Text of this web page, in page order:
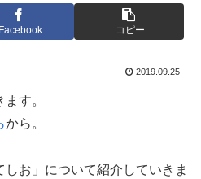
Facebook コピー
2019.09.25
す。
から。
お」について紹介していきま